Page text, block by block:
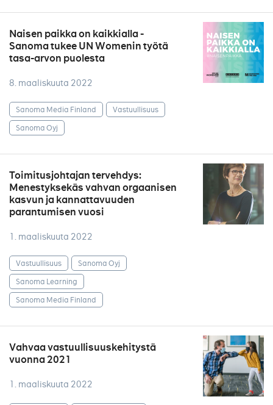
Naisen paikka on kaikkialla -
Sanoma tukee UN Womenin työtä
tasa-arvon puolesta
8. maaliskuuta 2022
Sanoma Media Finland
Vastuullisuus
Sanoma Oyj
Toimitusjohtajan tervehdys:
Menestyksekäs vahvan orgaanisen
kasvun ja kannattavuuden
parantumisen vuosi
1. maaliskuuta 2022
Vastuullisuus
Sanoma Oyj
Sanoma Learning
Sanoma Media Finland
Vahvaa vastuullisuuskehitystä
vuonna 2021
1. maaliskuuta 2022